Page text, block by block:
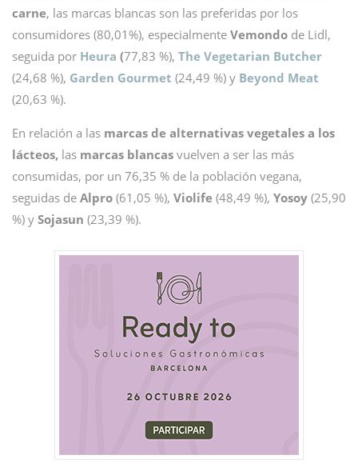
carne, las marcas blancas son las preferidas por los
consumidores (80,01%), especialmente Vemondo de Lidl,
seguida por Heura (77,83 %), The Vegetarian Butcher
(24,68 %), Garden Gourmet (24,49 %) y Beyond Meat
(20,63 %).
En relación a las marcas de alternativas vegetales a los
lácteos, las marcas blancas vuelven a ser las más
consumidas, por un 76,35 % de la población vegana,
seguidas de Alpro (61,05 %), Violife (48,49 %), Yosoy (25,90
%) y Sojasun (23,39 %).